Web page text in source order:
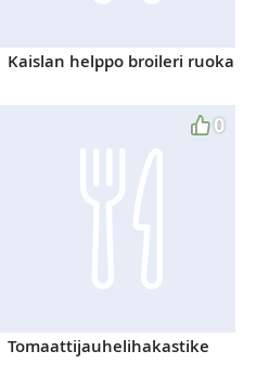
Kaislan helppo broileri ruoka
0
Tomaattijauhelihakastike